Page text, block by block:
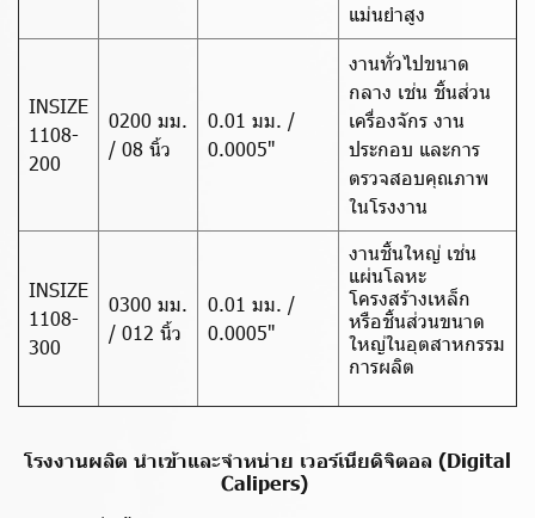
แม่นยำสูง
INSIZE
1108-
200
0200 มม.
/ 08 นิ้ว
0.01 มม. /
0.0005"
งานทั่วไปขนาด
กลาง เช่น ชิ้นส่วน
เครื่องจักร งาน
ประกอบ และการ
ตรวจสอบคุณภาพ
ในโรงงาน
INSIZE
1108-
300
0300 มม.
/ 012 นิ้ว
0.01 มม. /
0.0005"
งานชิ้นใหญ่ เช่น
แผ่นโลหะ
โครงสร้างเหล็ก
หรือชิ้นส่วนขนาด
ใหญ่ในอุตสาหกรรม
การผลิต
โรงงานผลิต นำเข้าและจำหน่าย เวอร์เนียดิจิตอล (Digital
Calipers)